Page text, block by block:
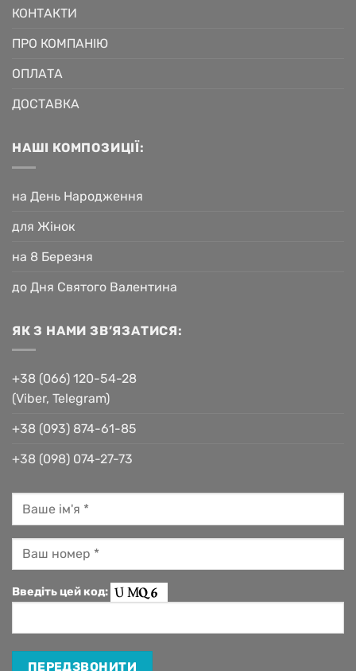
КОНТАКТИ
ПРО КОМПАНІЮ
ОПЛАТА
ДОСТАВКА
НАШІ КОМПОЗИЦІЇ:
на День Народження
для Жінок
на 8 Березня
до Дня Святого Валентина
ЯК З НАМИ ЗВ’ЯЗАТИСЯ:
+38 (066) 120-54-28
(Viber, Telegram)
+38 (093) 874-61-85
+38 (098) 074-27-73
Введіть цей код: